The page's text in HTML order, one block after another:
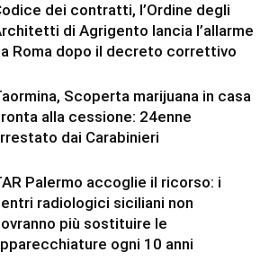
dei contratti, l’Ordine degli
di Agrigento lancia l’allarme
Roma dopo il decreto correttivo
Scoperta marijuana in casa
alla cessione: 24enne
dai Carabinieri
Palermo accoglie il ricorso: i
radiologici siciliani non
più sostituire le
ogni 10 anni